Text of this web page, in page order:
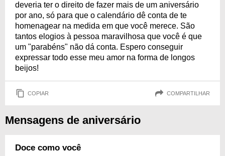
deveria ter o direito de fazer mais de um aniversário
por ano, só para que o calendário dê conta de te
homenagear na medida em que você merece. São
tantos elogios à pessoa maravilhosa que você é que
um "parabéns" não dá conta. Espero conseguir
expressar todo esse meu amor na forma de longos
beijos!
COPIAR COMPARTILHAR
Mensagens de aniversário
Doce como você